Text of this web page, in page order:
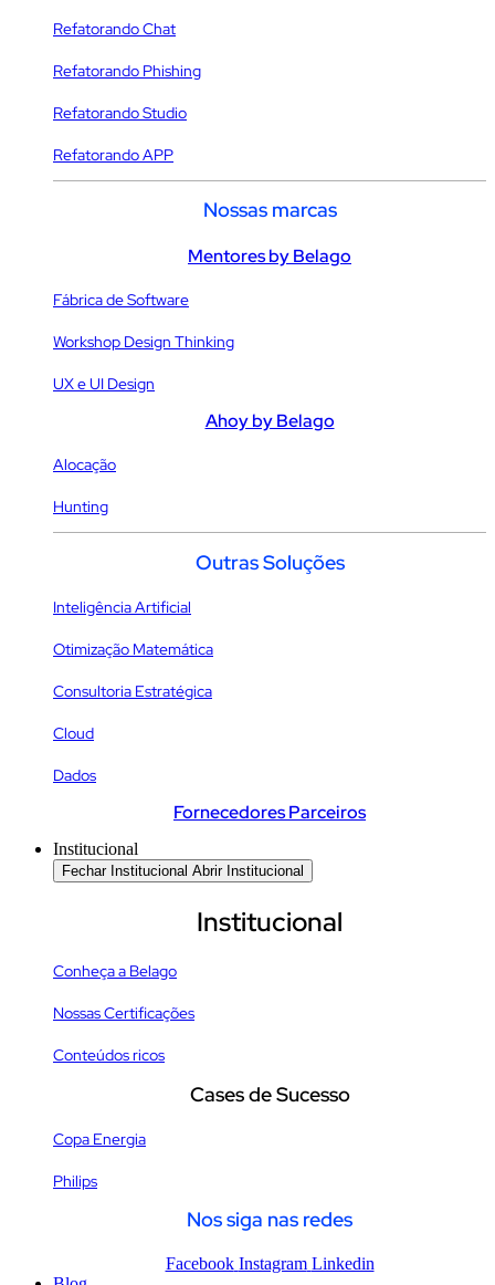
Refatorando Chat
Refatorando Phishing
Refatorando Studio
Refatorando APP
Nossas marcas
Mentores by Belago
Fábrica de Software
Workshop Design Thinking
UX e UI Design
Ahoy by Belago
Alocação
Hunting
Outras Soluções
Inteligência Artificial
Otimização Matemática
Consultoria Estratégica
Cloud
Dados
Fornecedores Parceiros
Institucional
Fechar Institucional Abrir Institucional
Institucional
Conheça a Belago
Nossas Certificações
Conteúdos ricos
Cases de Sucesso
Copa Energia
Philips
Nos siga nas redes
Facebook Instagram Linkedin